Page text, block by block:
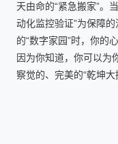
天由命的“紧急搬家”。
动化监控验证”为保障
的“数字家园”时，你的
因为你知道，你可以为
察觉的、完美的“乾坤大